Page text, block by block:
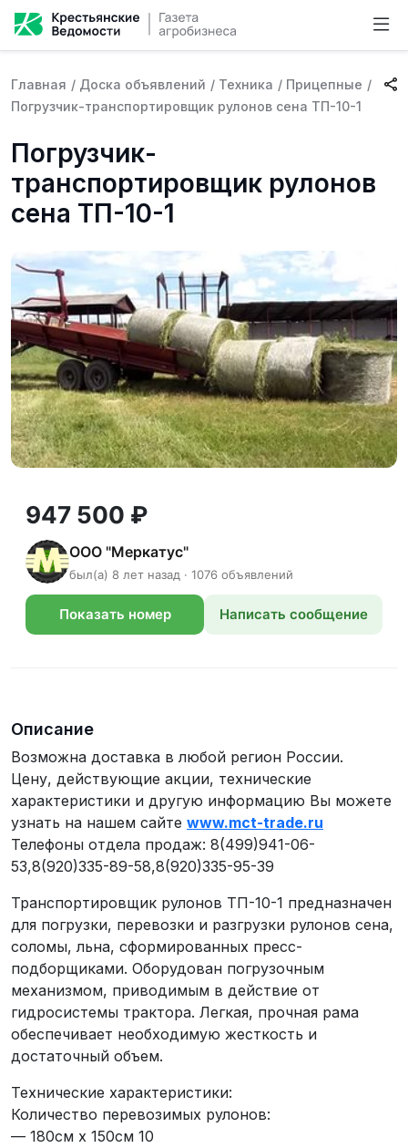
Главная / Доска объявлений / Техника / Прицепные /
Погрузчик-транспортировщик рулонов сена ТП-10-1
Погрузчик-
транспортировщик рулонов
сена ТП-10-1
947 500 ₽
ООО "Меркатус"
был(а) 8 лет назад · 1076 объявлений
Показать номер Написать сообщение
Описание
Возможна доставка в любой регион России.
Цену, действующие акции, технические
характеристики и другую информацию Вы можете
узнать на нашем сайте www.mct-trade.ru
Телефоны отдела продаж: 8(499)941-06-
53,8(920)335-89-58,8(920)335-95-39
Транспортировщик рулонов ТП-10-1 предназначен
для погрузки, перевозки и разгрузки рулонов сена,
соломы, льна, сформированных пресс-
подборщиками. Оборудован погрузочным
механизмом, приводимым в действие от
гидросистемы трактора. Легкая, прочная рама
обеспечивает необходимую жесткость и
достаточный объем.
Технические характеристики:
Количество перевозимых рулонов:
— 180см х 150см 10